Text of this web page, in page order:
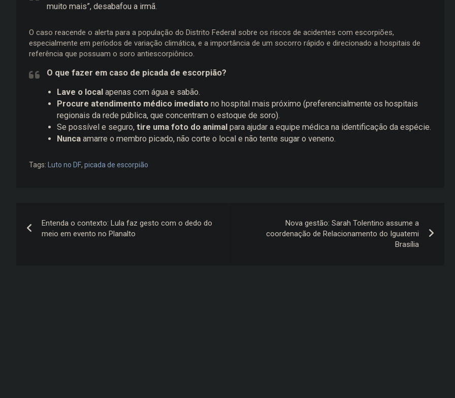
muito mais”, desabafou a irmã.
O caso reacende o alerta para a população do Distrito Federal sobre os riscos de acidentes com escorpiões,
especialmente em períodos de variação climática, e a importância de um socorro rápido e direcionado a hospitais de
referência que possuam o soro antiescorpiônico.
O que fazer em caso de picada de escorpião?
Lave o local apenas com água e sabão.
Procure atendimento médico imediato no hospital mais próximo (preferencialmente os hospitais
regionais da rede pública, que concentram o estoque de soro).
Se possível e seguro, tire uma foto do animal para ajudar a equipe médica na identificação da espécie.
Nunca amarre o membro picado, não corte o local e não tente sugar o veneno.
Tags: Luto no DF, picada de escorpião
de
Entenda o contexto: Lula faz gesto com o dedo do
meio em evento no Planalto
Nova gestão: Sarah Tolentino assume a
coordenação de Relacionamento do Iguatemi
Brasília